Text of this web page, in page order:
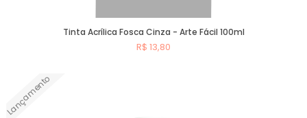
Tinta Acrílica Fosca Cinza - Arte Fácil 100ml
R$ 13,80
Lançamento